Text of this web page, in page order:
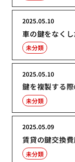
車の鍵をなく
2025.05.10
未分類
鍵を複製する
2025.05.10
未分類
賃貸の鍵交換
2025.05.09
未分類